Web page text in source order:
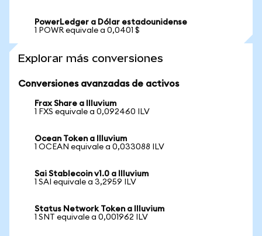
PowerLedger a Dólar estadounidense
1 POWR equivale a 0,0401 $
Explorar más conversiones
Conversiones avanzadas de activos
Frax Share a Illuvium
1 FXS equivale a 0,092460 ILV
Ocean Token a Illuvium
1 OCEAN equivale a 0,033088 ILV
Sai Stablecoin v1.0 a Illuvium
1 SAI equivale a 3,2959 ILV
Status Network Token a Illuvium
1 SNT equivale a 0,001962 ILV